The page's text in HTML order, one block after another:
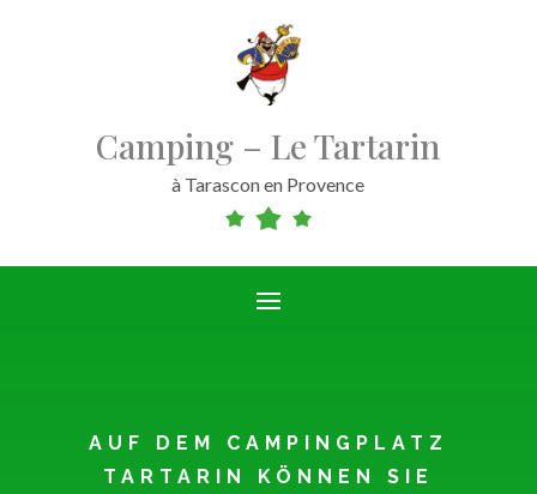
Camping – Le Tartarin
à Tarascon en Provence
AUF DEM CAMPINGPLATZ
TARTARIN KÖNNEN SIE